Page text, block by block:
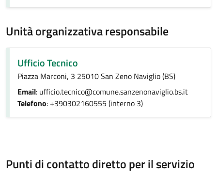
Unità organizzativa responsabile
Ufficio Tecnico
Piazza Marconi, 3 25010 San Zeno Naviglio (BS)
Email: ufficio.tecnico@comune.sanzenonaviglio.bs.it
Telefono: +390302160555 (interno 3)
Punti di contatto diretto per il servizio